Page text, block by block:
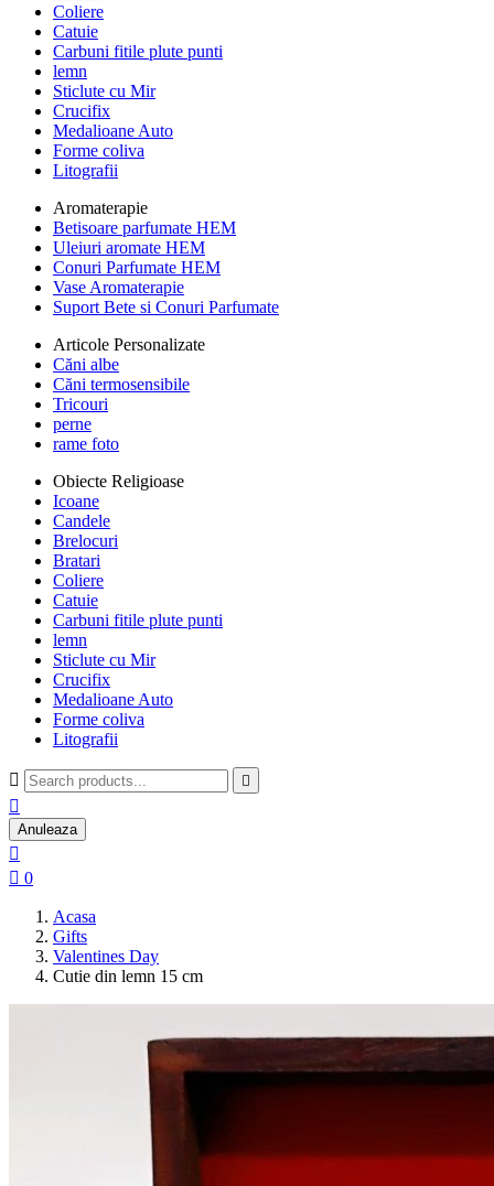
Coliere
Catuie
Carbuni fitile plute punti
lemn
Sticlute cu Mir
Crucifix
Medalioane Auto
Forme coliva
Litografii
Aromaterapie
Betisoare parfumate HEM
Uleiuri aromate HEM
Conuri Parfumate HEM
Vase Aromaterapie
Suport Bete si Conuri Parfumate
Articole Personalizate
Căni albe
Căni termosensibile
Tricouri
perne
rame foto
Obiecte Religioase
Icoane
Candele
Brelocuri
Bratari
Coliere
Catuie
Carbuni fitile plute punti
lemn
Sticlute cu Mir
Crucifix
Medalioane Auto
Forme coliva
Litografii
 

Anuleaza

 0
Acasa
Gifts
Valentines Day
Cutie din lemn 15 cm